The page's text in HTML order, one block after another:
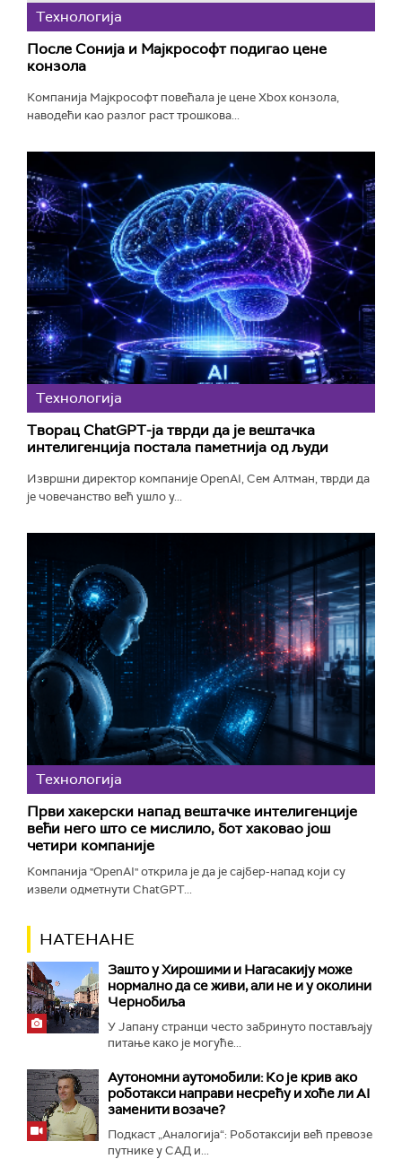
Технологијa
После Сонија и Мајкрософт подигао цене
конзола
Компанија Мајкрософт повећала је цене Xbox конзола,
наводећи као разлог раст трошкова...
Технологијa
Творац ChatGPT-ја тврди да је вештачка
интелигенција постала паметнија од људи
Извршни директор компаније OpenAI, Сем Алтман, тврди да
је човечанство већ ушло у...
Технологијa
Први хакерски напад вештачке интелигенције
већи него што се мислило, бот хаковао још
четири компаније
Компанија "OpenAI" открила је да је сајбер-напад који су
извели одметнути ChatGPT...
НАТЕНАНЕ
Зашто у Хирошими и Нагасакију може
нормално да се живи, али не и у околини
Чернобиља
У Јапану странци често забринуто постављају
питање како је могуће...
Аутономни аутомобили: Ко је крив ако
роботакси направи несрећу и хоће ли AI
заменити возаче?
Подкаст „Аналогија“: Роботаксији већ превозе
путнике у САД и...